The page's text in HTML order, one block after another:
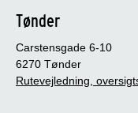
Tønder
Carstensgade 6-10
6270 Tønder
Rutevejledning,